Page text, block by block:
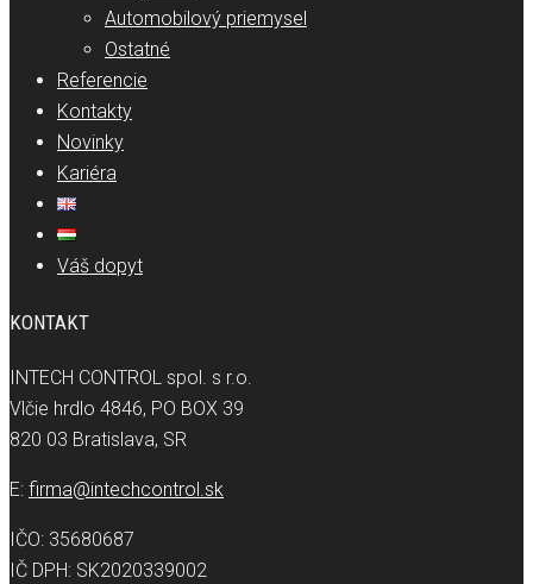
Automobilový priemysel
Ostatné
Referencie
Kontakty
Novinky
Kariéra
Váš dopyt
KONTAKT
INTECH CONTROL spol. s r.o.
Vlčie hrdlo 4846, PO BOX 39
820 03 Bratislava, SR
E: firma@intechcontrol.sk
IČO: 35680687
IČ DPH: SK2020339002